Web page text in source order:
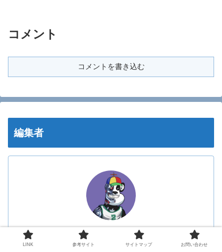
コメント
コメントを書き込む
編集者
・2020年〜：仮想通貨の投資スタート
LINK 参考サイト サイトマップ お問い合わせ